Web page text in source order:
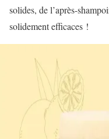
solides, de l’après-
solidement efficaces !